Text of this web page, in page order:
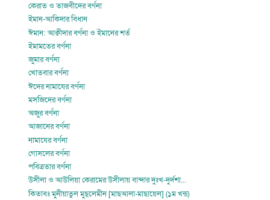
কেরাত ও তাজবীদের বর্ণনা
ইমান-আকিদার বিধান
ঈমান: আক্বীদার বর্ণনা ও ইমানের শর্ত
ইমামতের বর্ণনা
জুমার বর্ণনা
খোতবার বর্ণনা
ঈদের নামাযের বর্ণনা
মসজিদের বর্ণনা
অজুর বর্ণনা
আজানের বর্ণনা
নামাযের বর্ণনা
গোসলের বর্ণনা
পবিত্রতার বর্ণনা
উসীলা ও আউলিয়া কেরামের উসীলায় বান্দার দুঃখ-দুর্দশা...
কিতাবঃ মুনীয়াতুল মুছ্লেমীন [মাছআলা-মাছায়েল] (১ম খন্ড)